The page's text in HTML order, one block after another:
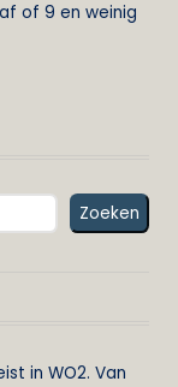
of 9 en weinig
Zoeken
in WO2. Van